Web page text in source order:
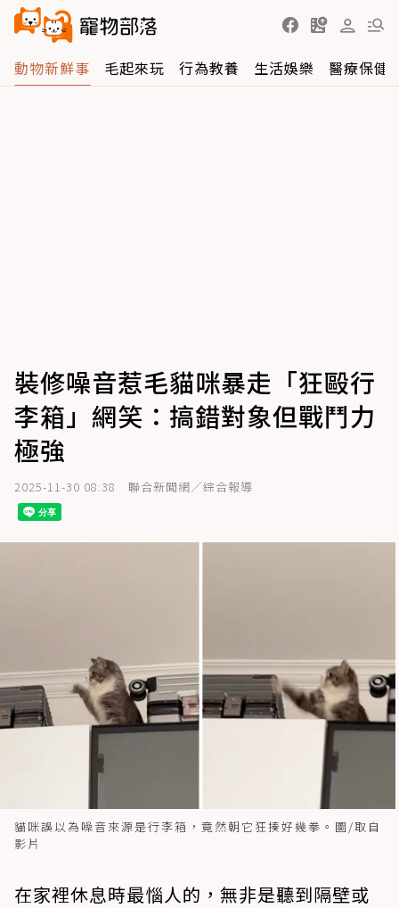
動物新鮮事 毛起來玩 行為教養 生活娛樂 醫療保健
裝修噪音惹毛貓咪暴走「狂毆行
李箱」網笑：搞錯對象但戰鬥力
極強
2025-11-30 08:38 聯合新聞網／綜合報導
貓咪誤以為噪音來源是行李箱，竟然朝它狂揍好幾拳。圖/取自
影片
在家裡休息時最惱人的，無非是聽到隔壁或